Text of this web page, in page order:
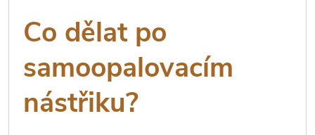
Co dělat po
samoopalovacím
nástřiku?